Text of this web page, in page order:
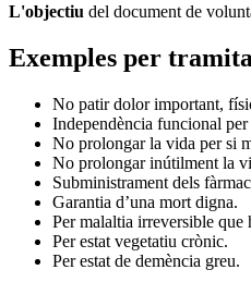
L'objectiu del document de
Exemples per
No patir dolor important,
Independència funcional per
No prolongar la vida per si
No prolongar inútilment la
Subministrament dels
Garantia d’una mort digna.
Per malaltia irreversible que
Per estat vegetatiu crònic.
Per estat de demència greu.